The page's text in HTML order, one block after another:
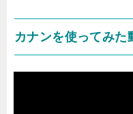
カナンを使ってみた